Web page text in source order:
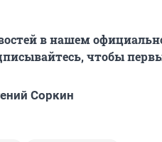
в нашем
чтобы
Соркин